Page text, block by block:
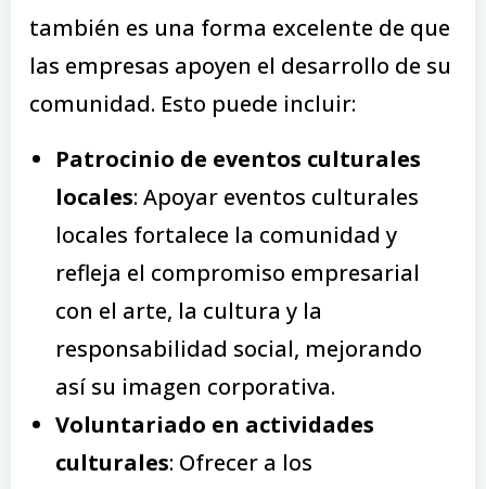
también es una forma excelente de que
las empresas apoyen el desarrollo de su
comunidad. Esto puede incluir:
Patrocinio de eventos culturales
locales: Apoyar eventos culturales
locales fortalece la comunidad y
refleja el compromiso empresarial
con el arte, la cultura y la
responsabilidad social, mejorando
así su imagen corporativa.
Voluntariado en actividades
culturales: Ofrecer a los